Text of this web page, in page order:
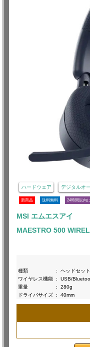
ハードウェア デジタルオ
新商品 送料無料 24時間以内
MSI エムエスアイ
MAESTRO 500
種類
:
ヘッドセット
ワイヤレス機能 :
USB/
重量
:
280g
ドライバサイズ : 40mm